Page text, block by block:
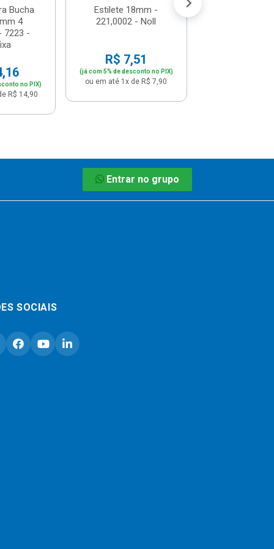
Bucha
4
7223 -
no PIX)
R$ 14,90
Estilete 18mm -
221,0002 - Noll
R$ 7,51
(já com 5% de desconto no PIX)
ou em até 1x de R$ 7,90
Entrar no grupo
SOCIAIS